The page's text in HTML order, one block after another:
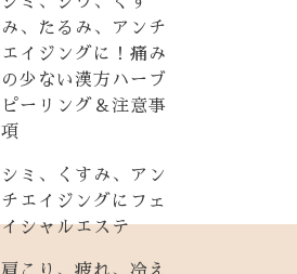
み、たるみ、アンチ
エイジングに！痛み
の少ない漢方ハーブ
ピーリング＆注意事
項
シミ、くすみ、アン
チエイジングにフェ
イシャルエステ